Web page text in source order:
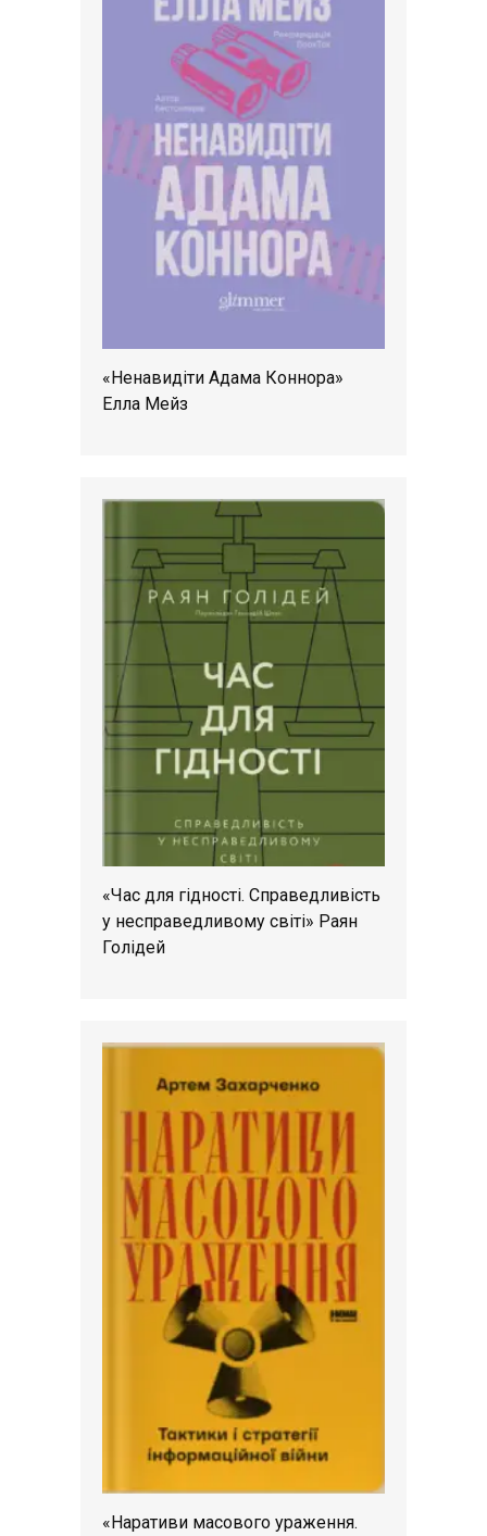
«Ненавидіти Адама Коннора»
Елла Мейз
«Час для гідності. Справедливість
у несправедливому світі» Раян
Голідей
«Наративи масового ураження.